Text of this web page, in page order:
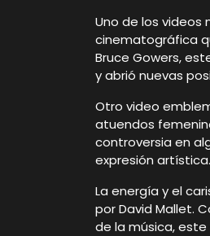
Uno de los videos
cinematográfica
Bruce Gowers,
y abrió nuevas
Otro video
atuendos
controversia en
expresión artística.
La energía y el
por David Mallet.
de la música,